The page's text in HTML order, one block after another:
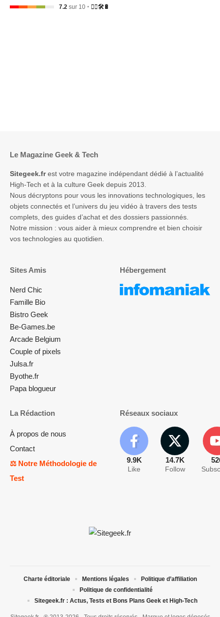
7.2 sur 10 🤷‍♂️🛠️🔋
Le Magazine Geek & Tech
Sitegeek.frest votre magazine indépendant dédié à l’actualité
High-Tech et à la culture Geek depuis 2013.
Nous décryptons pour vous les innovations technologiques, les
objets connectés et l’univers du jeu vidéo à travers des tests
complets, des guides d’achat et des dossiers passionnés.
Notre mission : vous aider à mieux comprendre et bien choisir
vos technologies au quotidien.
Sites Amis
Nerd Chic
Famille Bio
Bistro Geek
Be-Games.be
Arcade Belgium
Couple of pixels
Julsa.fr
Byothe.fr
Papa blogueur
Hébergement
La Rédaction
À propos de nous
Contact
⚖️ Notre Méthodologie de
Test
Réseaux sociaux
9.9K
Like
14.7K
Follow
Charte éditoriale Mentions légales
Politique d’affiliation
Politique de confidentialité
Sitegeek.fr : Actus, Tests et Bons Plans Geek et High-Tech